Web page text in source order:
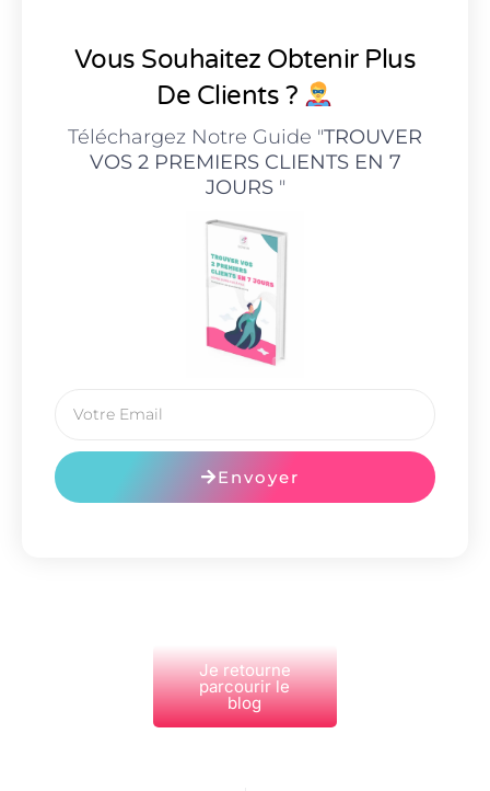
Vous Souhaitez Obtenir Plus
De Clients ?
Téléchargez Notre Guide "TROUVER
VOS 2 PREMIERS CLIENTS EN 7
JOURS"
Envoyer
Je retourne
parcourir le
blog